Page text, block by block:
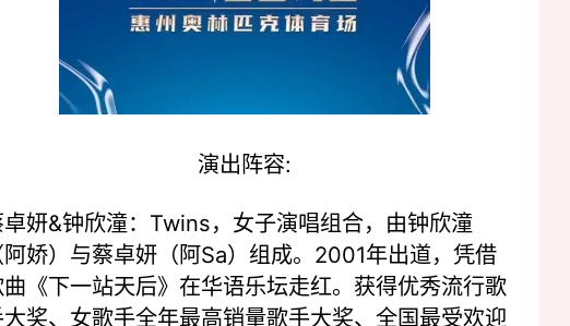
演出阵容:
妍&钟欣潼：Twins，女子演唱组合，由钟欣潼
娇）与蔡卓妍（阿Sa）组成。2001年出道，凭借
《下一站天后》在华语乐坛走红。获得优秀流行歌
奖、女歌手全年最高销量歌手大奖、全国最受欢迎